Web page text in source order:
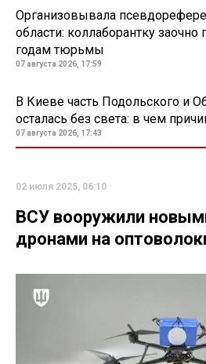
Организовывала
области: коллаборантку заочно
годам тюрьмы
07 августа 2026, 17:59
В Киеве часть Подольского и
осталась без света: в чем
07 августа 2026, 17:43
02 июля 2025, 06:10
ВСУ вооружили
дронами на